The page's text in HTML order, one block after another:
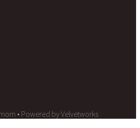
• Powered by Velvetworks